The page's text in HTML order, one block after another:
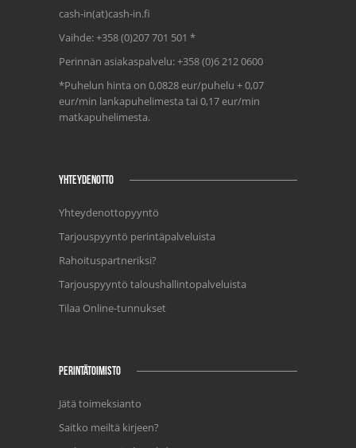
cash-in(at)cash-in.fi
Vaihde: +358 (0)207 701 501 *
Perinnän asiakaspalvelu: +358 (0)6 212 0600
*Puhelun hinta on 0,0828 eur/puhelu + 0,07
eur/min lankapuhelimesta tai 0,17 eur/min
matkapuhelimesta.
YHTEYDENOTTO
Yhteydenottopyyntö
Tarjouspyyntö perintäpalveluista
Rahoituspartneriksi?
Tarjouspyyntö taloushallintopalveluista
Tilaa Online-tunnukset
PERINTÄTOIMISTO
Jätä toimeksianto
Saitko meiltä kirjeen?